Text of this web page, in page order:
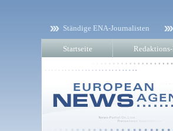
Ständige ENA-Journalisten
Startseite